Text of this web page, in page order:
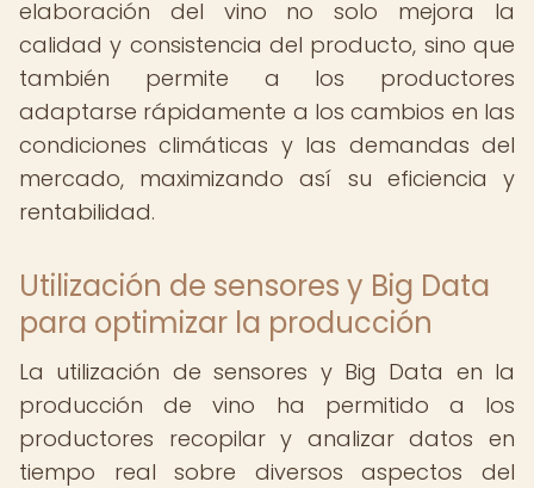
elaboración del vino no solo mejora la
calidad y consistencia del producto, sino que
también permite a los productores
adaptarse rápidamente a los cambios en las
condiciones climáticas y las demandas del
mercado, maximizando así su eficiencia y
rentabilidad.
Utilización de sensores y Big Data
para optimizar la producción
La utilización de sensores y Big Data en la
producción de vino ha permitido a los
productores recopilar y analizar datos en
tiempo real sobre diversos aspectos del